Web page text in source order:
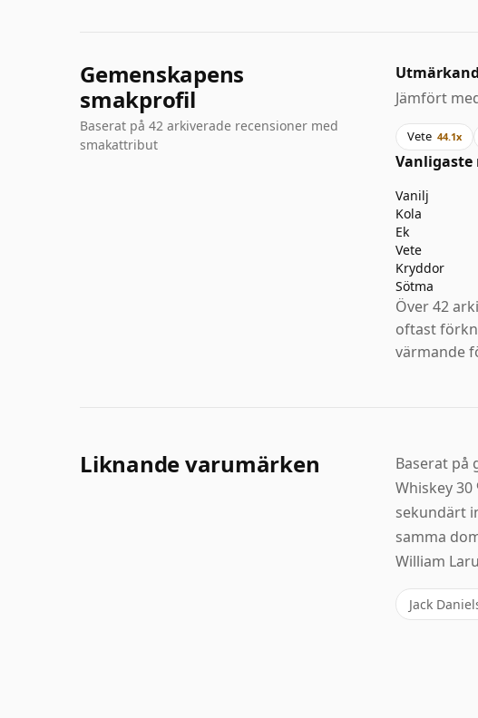
Gemenskapens
smakprofil
Baserat på 42 arkiverade recensioner med
smakattribut
Jämfört
Vete 44.1x
Vanligaste
Vanilj
Kola
Ek
Vete
Kryddor
Sötma
Över 42
oftast
värmande
Liknande varumärken
Baserat på
Whiskey
sekundärt
samma
William
Jack